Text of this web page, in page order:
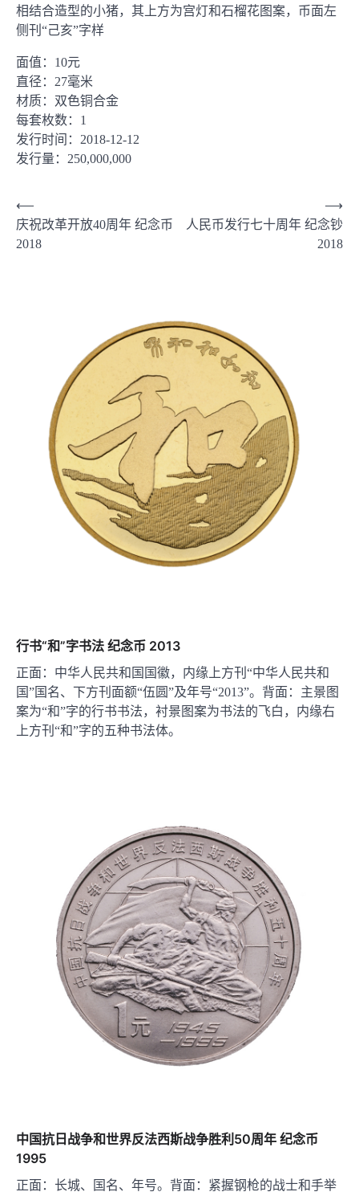
相结合造型的小猪，其上方为宫灯和石榴花图案，币面左
侧刊“己亥”字样
面值：10元
直径：27毫米
材质：双色铜合金
每套枚数：1
发行时间：2018-12-12
发行量：250,000,000
文
章
⟵
庆祝改革开放40周年 纪念币
2018
人民币发行七十周年 纪念钞
2018
⟶
行书“和”字书法 纪念币 2013
正面：中华人民共和国国徽，内缘上方刊“中华人民共和
国”国名、下方刊面额“伍圆”及年号“2013”。背面：主景图
案为“和”字的行书书法，衬景图案为书法的飞白，内缘右
上方刊“和”字的五种书法体。
中国抗日战争和世界反法西斯战争胜利50周年 纪念币
1995
正面：长城、国名、年号。背面：紧握钢枪的战士和手举